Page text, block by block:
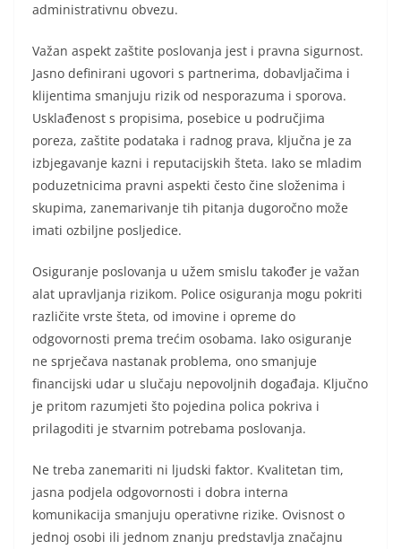
administrativnu obvezu.
Važan aspekt zaštite poslovanja jest i pravna sigurnost.
Jasno definirani ugovori s partnerima, dobavljačima i
klijentima smanjuju rizik od nesporazuma i sporova.
Usklađenost s propisima, posebice u područjima
poreza, zaštite podataka i radnog prava, ključna je za
izbjegavanje kazni i reputacijskih šteta. Iako se mladim
poduzetnicima pravni aspekti često čine složenima i
skupima, zanemarivanje tih pitanja dugoročno može
imati ozbiljne posljedice.
Osiguranje poslovanja u užem smislu također je važan
alat upravljanja rizikom. Police osiguranja mogu pokriti
različite vrste šteta, od imovine i opreme do
odgovornosti prema trećim osobama. Iako osiguranje
ne sprječava nastanak problema, ono smanjuje
financijski udar u slučaju nepovoljnih događaja. Ključno
je pritom razumjeti što pojedina polica pokriva i
prilagoditi je stvarnim potrebama poslovanja.
Ne treba zanemariti ni ljudski faktor. Kvalitetan tim,
jasna podjela odgovornosti i dobra interna
komunikacija smanjuju operativne rizike. Ovisnost o
jednoj osobi ili jednom znanju predstavlja značajnu